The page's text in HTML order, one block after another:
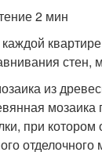
2 мин
стен,
из
мозаика
при